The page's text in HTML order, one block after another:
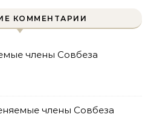
КОММЕНТАРИИ
члены Совбеза
члены Совбеза